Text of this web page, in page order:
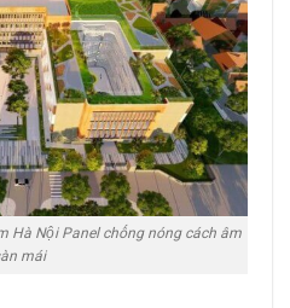
Hà Nội Panel chống nóng cách âm
mái